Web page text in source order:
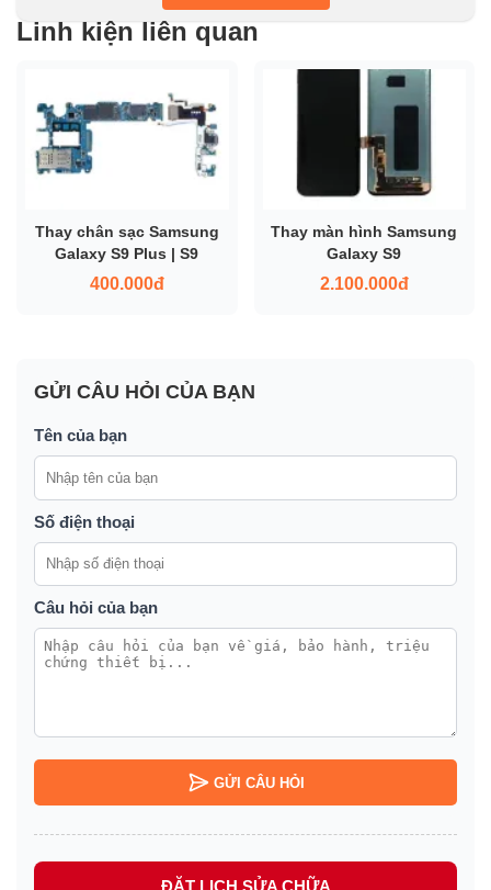
Linh kiện liên quan
Thay chân sạc Samsung
Galaxy S9 Plus | S9
400.000đ
Thay màn hình Samsung
Galaxy S9
2.100.000đ
GỬI CÂU HỎI CỦA BẠN
Tên của bạn
Số điện thoại
Câu hỏi của bạn
GỬI CÂU HỎI